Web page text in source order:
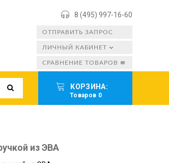
8 (495) 997-16-60
ОТПРАВИТЬ ЗАПРОС
СРАВНЕНИЕ ТОВАРОВ
ЛИЧНЫЙ КАБИНЕТ
КОРЗИНА:
Товаров 0
из ЭВА